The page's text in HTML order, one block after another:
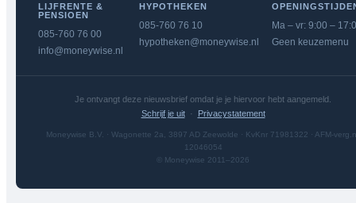
LIJFRENTE &
PENSIOEN
085-760 76 00
info@moneywise.nl
HYPOTHEKEN
085-760 76 10
hypotheken@moneywise.nl
Ma – vr: 9:00 –
Geen keuzemenu
Je ontvangt deze nieuwsbrief omdat je je hiervoor hebt aangemeld.
Schrijf je uit· Privacystatement
Moneywise B.V. · Wagonette 2a, 3897 AD Zeewolde · KvKnr 71981322 · AFM-
12046054
© Moneywise 2011–2026